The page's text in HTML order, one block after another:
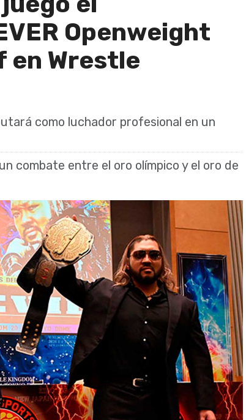
Openweight
en Wrestle
como luchador profesional en un
combate entre el oro olímpico y el oro de